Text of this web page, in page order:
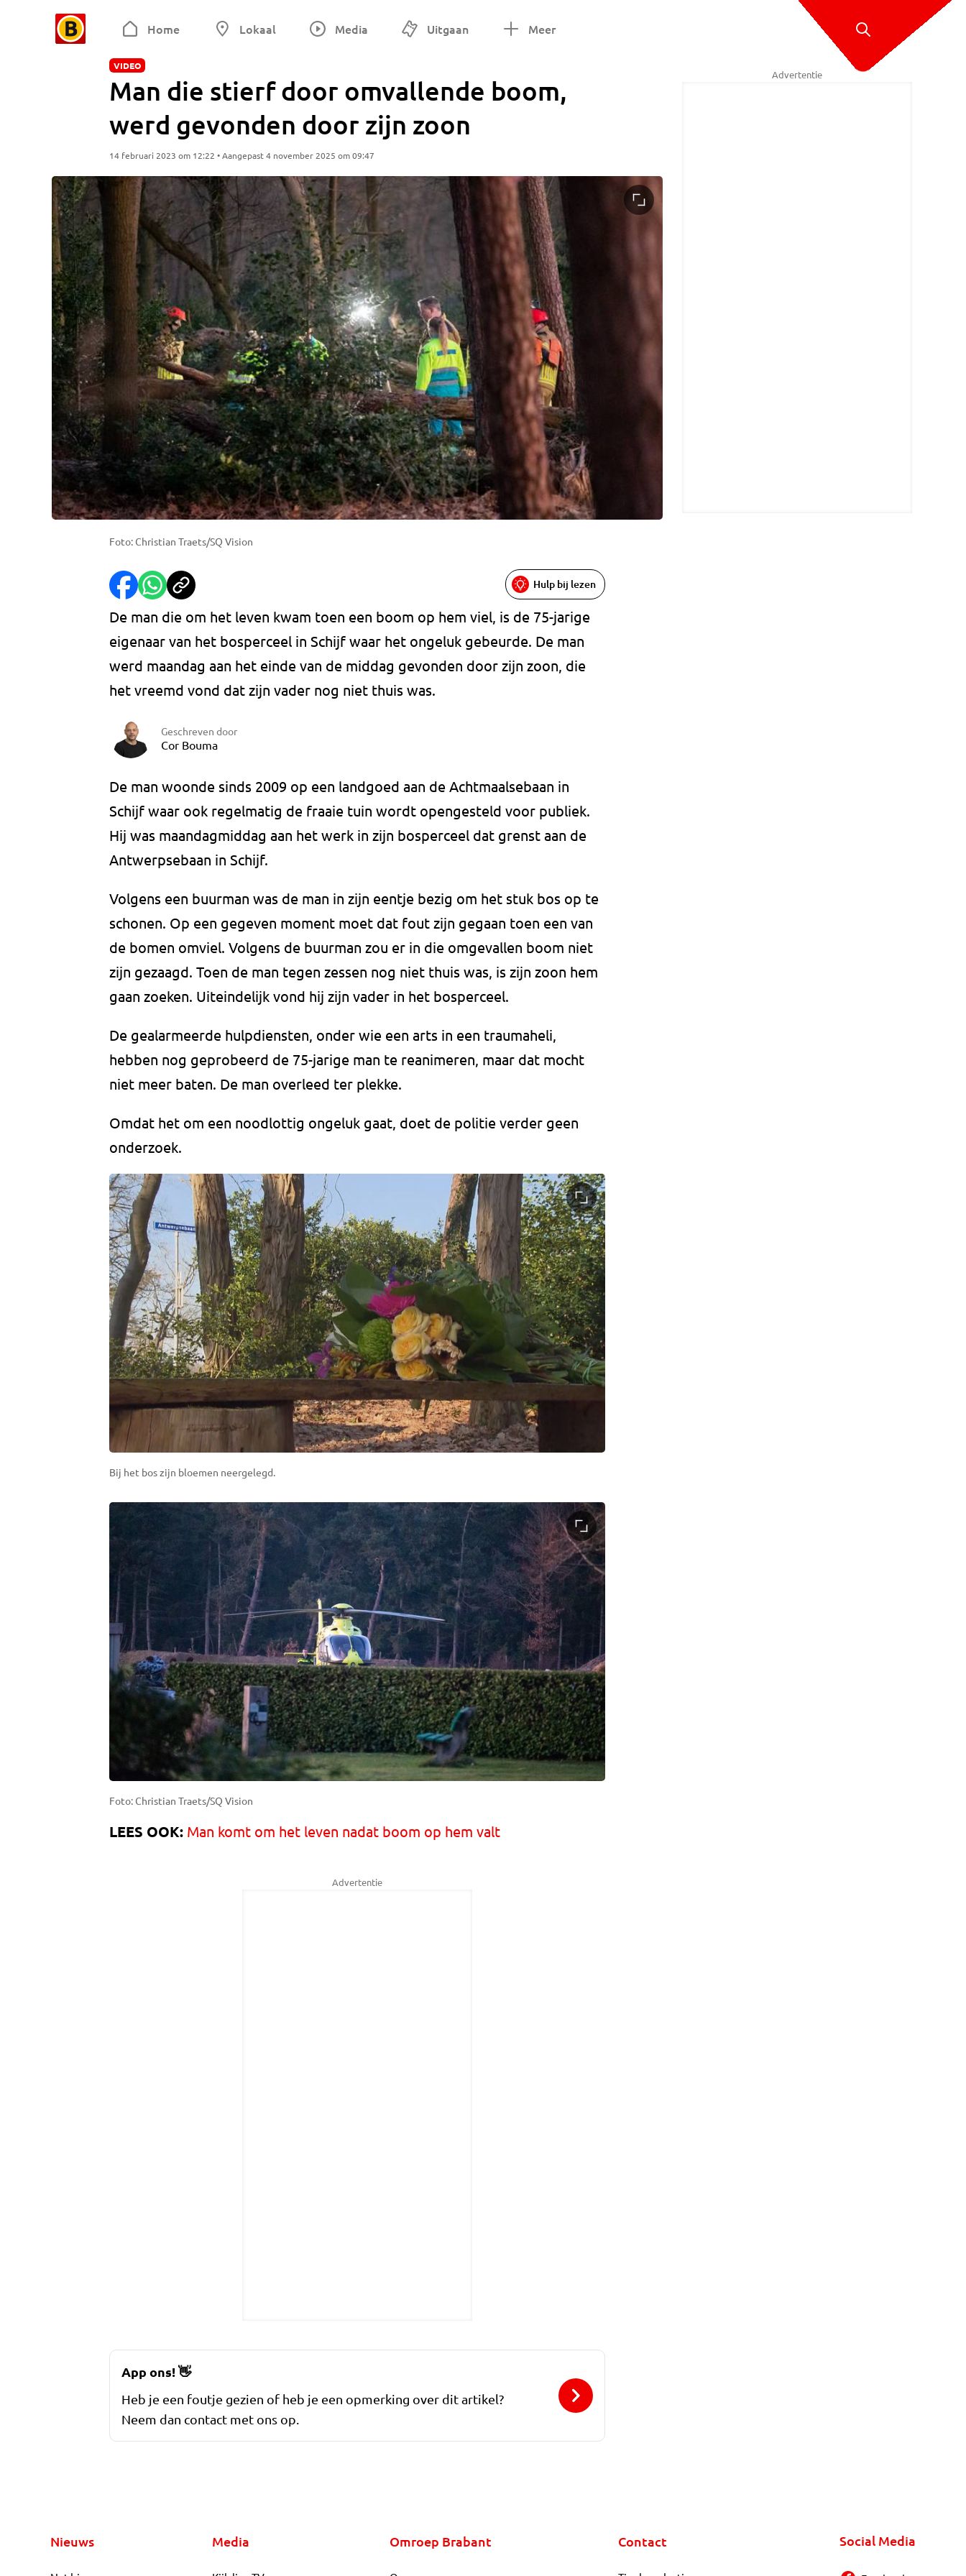
Home Lokaal Media Uitgaan Meer
VIDEO
Man die stierf door omvallende boom,
werd gevonden door zijn zoon
14 februari 2023 om 12:22 • Aangepast 4 november 2025 om 09:47
Foto: Christian Traets/SQ Vision
Hulp bij lezen
De man die om het leven kwam toen een boom op hem viel, is de 75-jarige
eigenaar van het bosperceel in Schijf waar het ongeluk gebeurde. De man
werd maandag aan het einde van de middag gevonden door zijn zoon, die
het vreemd vond dat zijn vader nog niet thuis was.
Geschreven door
Cor Bouma
De man woonde sinds 2009 op een landgoed aan de Achtmaalsebaan in
Schijf waar ook regelmatig de fraaie tuin wordt opengesteld voor publiek.
Hij was maandagmiddag aan het werk in zijn bosperceel dat grenst aan de
Antwerpsebaan in Schijf.
Volgens een buurman was de man in zijn eentje bezig om het stuk bos op te
schonen. Op een gegeven moment moet dat fout zijn gegaan toen een van
de bomen omviel. Volgens de buurman zou er in die omgevallen boom niet
zijn gezaagd. Toen de man tegen zessen nog niet thuis was, is zijn zoon hem
gaan zoeken. Uiteindelijk vond hij zijn vader in het bosperceel.
De gealarmeerde hulpdiensten, onder wie een arts in een traumaheli,
hebben nog geprobeerd de 75-jarige man te reanimeren, maar dat mocht
niet meer baten. De man overleed ter plekke.
Omdat het om een noodlottig ongeluk gaat, doet de politie verder geen
onderzoek.
Bij het bos zijn bloemen neergelegd.
Foto: Christian Traets/SQ Vision
LEES OOK: Man komt om het leven nadat boom op hem valt
Advertentie
Advertentie
App ons!👋
Heb je een foutje gezien of heb je een opmerking over dit artikel?
Neem dan contact met ons op.
Nieuws Media Omroep Brabant Contact Social Media